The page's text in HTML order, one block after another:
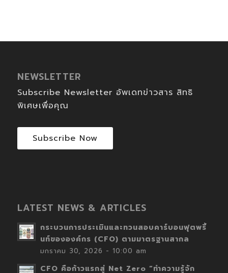
NEWSLETTER
Subscribe Newsletter อัพเดทข่าวสาร สิทธิ
พิเศษเพื่อคุณ
Subscribe Now
LATEST NEWS & ARTICLES
กระบวนการประเมินและทวนสอบคาร์บอนฟุตพริ้
นท์ขององค์กร (CFO) ตามมาตรฐานสากล
มกราคม 30, 2026 - 10:00 am
CFO คือก้าวแรกสู่ Net Zero “ทำความรู้จัก